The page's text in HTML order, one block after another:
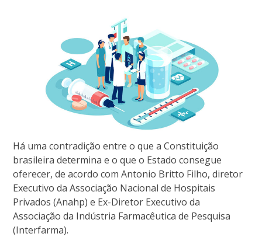
Há uma contradição entre o que a Constituição
brasileira determina e o que o Estado consegue
oferecer, de acordo com Antonio Britto Filho, diretor
Executivo da Associação Nacional de Hospitais
Privados (Anahp) e Ex-Diretor Executivo da
Associação da Indústria Farmacêutica de Pesquisa
(Interfarma).